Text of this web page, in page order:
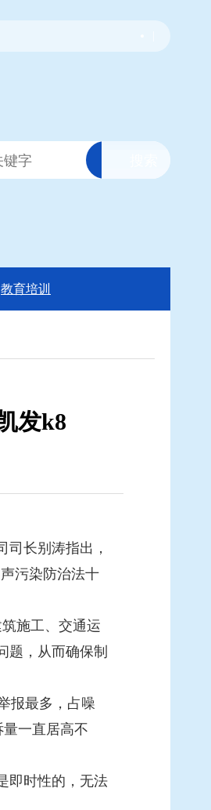
教育培训
发k8
长别涛指出，
污染防治法十
施工、交通运
题，从而确保制
报最多，占噪
一直居高不
即时性的，无法